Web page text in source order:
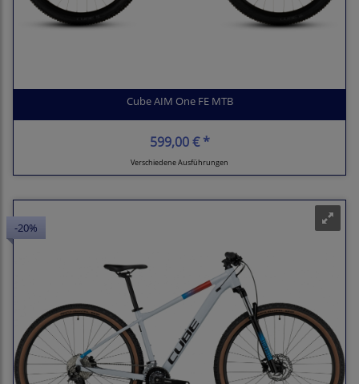
Cube AIM One FE MTB
599,00 € *
Verschiedene Ausführungen
-20%